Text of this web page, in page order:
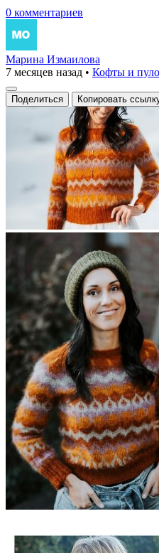
0 комментариев
Марина Измаилова
7 месяцев назад • Кофты и
Поделиться Копировать